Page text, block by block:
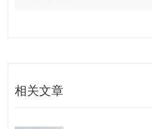
相关文章